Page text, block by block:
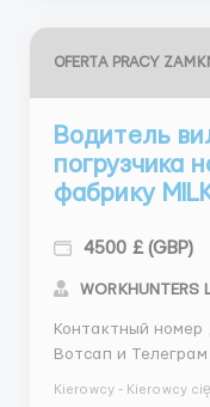
OFERTA PRACY
Водитель
погрузчика
фабрику
4500 £ (GBP)
WORKHUNTERS
Контактный номер
Вотсап и Телеграм
предлагаем Вам
Kierowcy - Kierowcy